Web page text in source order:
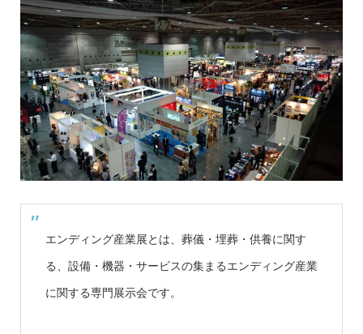
エンディング産業展とは、葬儀・埋葬・供養に関す
る、設備・機器・サービスの集まるエンディング産業
に関する専門展示会です。